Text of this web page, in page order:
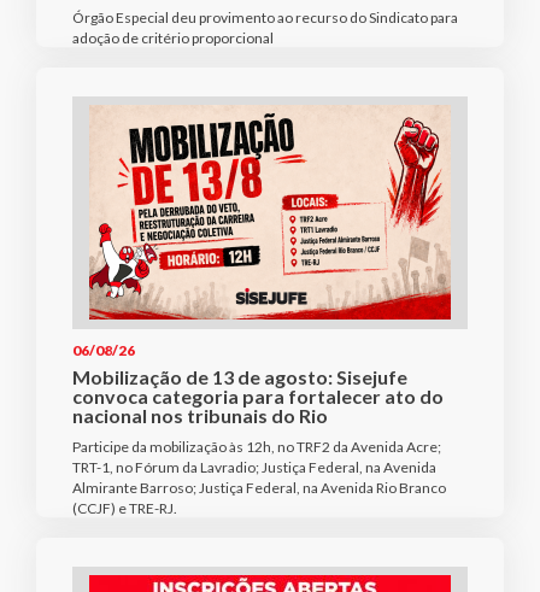
Órgão Especial deu provimento ao recurso do Sindicato para
adoção de critério proporcional
06/08/26
Mobilização de 13 de agosto: Sisejufe
convoca categoria para fortalecer ato do
nacional nos tribunais do Rio
Participe da mobilização às 12h, no TRF2 da Avenida Acre;
TRT-1, no Fórum da Lavradio; Justiça Federal, na Avenida
Almirante Barroso; Justiça Federal, na Avenida Rio Branco
(CCJF) e TRE-RJ.